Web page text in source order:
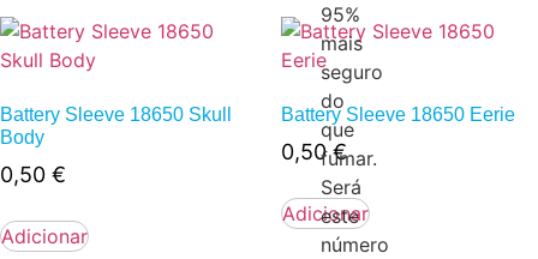
95%
mais
seguro
do
que
fumar.
Será
este
número
Battery Sleeve 18650 Skull
Body
0,50 €
Adicionar
Battery Sleeve 18650 Eerie
0,50€
Adicionar